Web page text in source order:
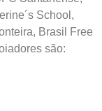
School,
Brasil Free
são: